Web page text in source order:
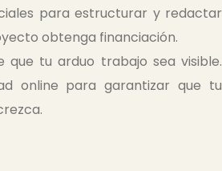
para estructurar y redactar
obtenga financiación.
que tu arduo trabajo sea visible.
online para garantizar que tu